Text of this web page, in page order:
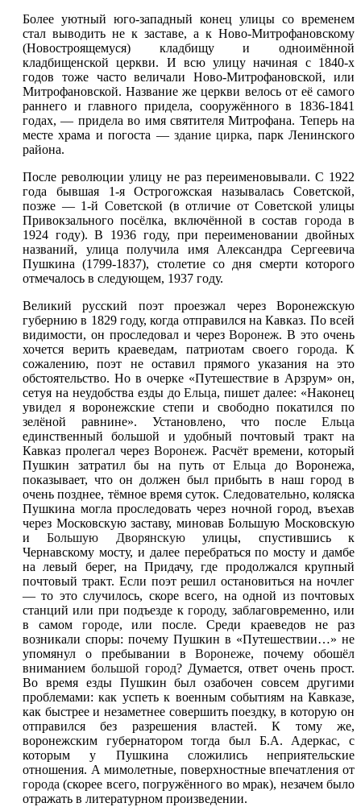
Более уютный юго-западный конец улицы со временем
стал выводить не к заставе, а к Ново-Митрофановскому
(Новостроящемуся) кладбищу и одноимённой
кладбищенской церкви. И всю улицу начиная с 1840-х
годов тоже часто величали Ново-Митрофановской, или
Митрофановской. Название же церкви велось от её самого
раннего и главного придела, сооружённого в 1836-1841
годах, — придела во имя святителя Митрофана. Теперь на
месте храма и погоста — здание цирка, парк Ленинского
района.
После революции улицу не раз переименовывали. С 1922
года бывшая 1-я Острогожская называлась Советской,
позже — 1-й Советской (в отличие от Советской улицы
Привокзального посёлка, включённой в состав города в
1924 году). В 1936 году, при переименовании двойных
названий, улица получила имя Александра Сергеевича
Пушкина (1799-1837), столетие со дня смерти которого
отмечалось в следующем, 1937 году.
Великий русский поэт проезжал через Воронежскую
губернию в 1829 году, когда отправился на Кавказ. По всей
видимости, он проследовал и черезВоронеж. В это очень
хочется верить краеведам, патриотам своего города. К
сожалению, поэт не оставил прямого указания на это
обстоятельство. Но в очерке «Путешествие в Арзрум» он,
сетуя на неудобства езды доЕльца, пишет далее: «Наконец
увидел я воронежские степи и свободно покатился по
зелёной равнине». Установлено, что после Ельца
единственный большой и удобный почтовый тракт на
Кавказ пролегал через Воронеж. Расчёт времени, который
Пушкин затратил бы на путь от Ельца до Воронежа,
показывает, что он должен был прибыть в наш город в
очень позднее, тёмное время суток. Следовательно, коляска
Пушкина могла проследовать через ночной город, въехав
через Московскую заставу, миновав Большую Московскую
иБольшую Дворянскуюулицы, спустившись к
Чернавскому мосту, и далее перебраться по мосту и дамбе
на левый берег, на Придачу, где продолжался крупный
почтовый тракт. Если поэт решил остановиться на ночлег
— то это случилось, скоре всего, на одной из почтовых
станций или при подъезде кгороду, заблаговременно, или
в самом городе, или после. Среди краеведов не раз
возникали споры: почему Пушкин в «Путешествии…» не
упомянул о пребывании вВоронеже, почему обошёл
вниманием большой город? Думается, ответ очень прост.
Во время езды Пушкин был озабочен совсем другими
проблемами: как успеть к военным событиям на Кавказе,
как быстрее и незаметнее совершить поездку, в которую он
отправился без разрешения властей. К тому же,
воронежским губернатором тогда был Б.А. Адеркас, с
которым у Пушкина сложились неприятельские
отношения. А мимолетные, поверхностные впечатления от
города (скорее всего, погружённого во мрак), незачем было
отражать в литературном произведении.